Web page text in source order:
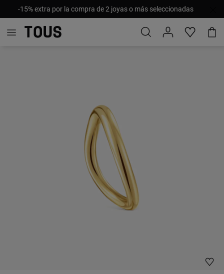
-15% extra por la compra de 2 joyas o más seleccionadas